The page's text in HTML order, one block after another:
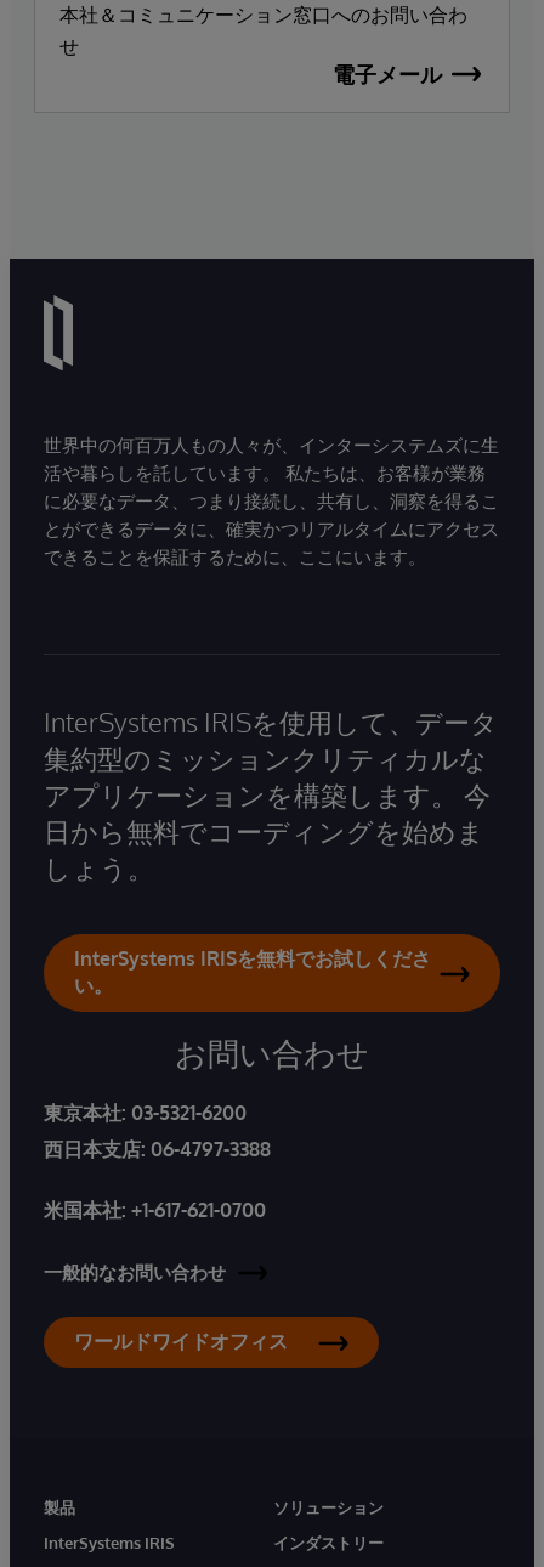
本社＆コミュニケーション窓口へのお問い合わ
せ
電子メール
世界中の何百万人もの人々が、インターシステムズに生
活や暮らしを託しています。 私たちは、お客様が業務
に必要なデータ、つまり接続し、共有し、洞察を得るこ
とができるデータに、確実かつリアルタイムにアクセス
できることを保証するために、ここにいます。
InterSystems IRISを使用して、データ
集約型のミッションクリティカルな
アプリケーションを構築します。 今
日から無料でコーディングを始めま
しょう。
InterSystems IRISを無料でお試しくださ
い。
お問い合わせ
東京本社: 03-5321-6200
西日本支店: 06-4797-3388
米国本社: +1-617-621-0700
一般的なお問い合わせ
ワールドワイドオフィス
製品
InterSystems IRIS
ソリューション
インダストリー